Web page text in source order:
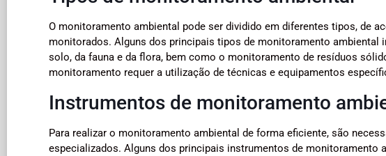
O monitoramento ambiental pode ser dividido em diferentes tipos, de
monitorados. Alguns dos principais tipos de monitoramento ambiental
solo, da fauna e da flora, bem como o monitoramento de resíduos
monitoramento requer a utilização de técnicas e equipamentos
Instrumentos de monitoramento
Para realizar o monitoramento ambiental de forma eficiente, são
especializados. Alguns dos principais instrumentos de